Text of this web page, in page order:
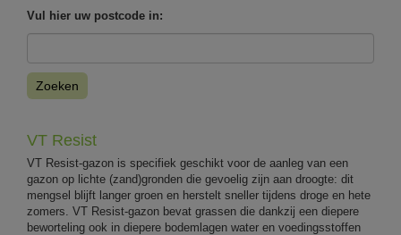
Vul hier uw postcode in:
Zoeken
VT Resist
VT Resist-gazon is specifiek geschikt voor de aanleg van een
gazon op lichte (zand)gronden die gevoelig zijn aan droogte: dit
mengsel blijft langer groen en herstelt sneller tijdens droge en hete
zomers. VT Resist-gazon bevat grassen die dankzij een diepere
beworteling ook in diepere bodemlagen water en voedingsstoffen